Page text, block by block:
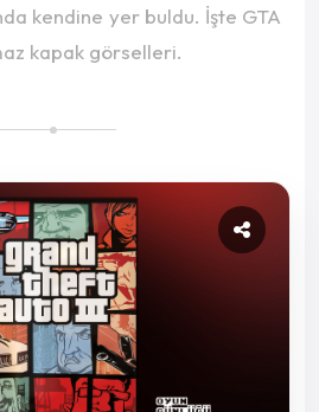
kendine yer buldu. İşte GTA
kapak görselleri.